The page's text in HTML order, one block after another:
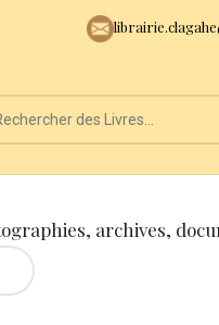
archives,